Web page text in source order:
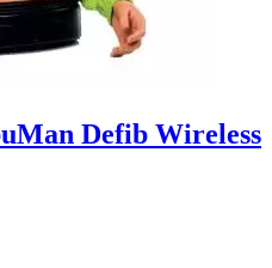
Defib Wireless